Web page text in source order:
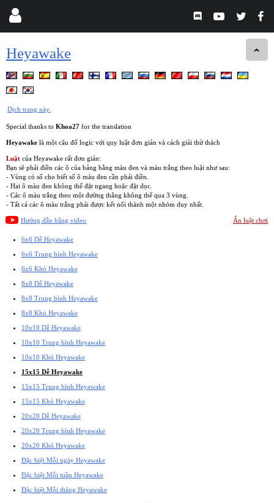
Heyawake
Dịch trang này.
Special thanks to Khoa27 for the translation
Heyawake là một câu đố logic với quy luật đơn giản và cách giải thử thách
Luật của Heyawake rất đơn giản:
Bạn sẽ phải điền các ô của bảng bằng màu đen và màu trắng theo luật như sau:
- Vùng có số cho biết số ô màu đen cần phải điền.
- Hai ô màu đen không thể đặt ngang hoặc đặt dọc.
- Các ô màu trắng theo một đường thẳng không thể qua 3 vùng.
- Tất cả các ô màu trắng phải được kết nối thành một nhóm duy nhất.
Hướng dẫn bằng video Ẩn luật chơi
6x6 Dễ Heyawake
6x6 Trung bình Heyawake
6x6 Khó Heyawake
8x8 Dễ Heyawake
8x8 Trung bình Heyawake
8x8 Khó Heyawake
10x10 Dễ Heyawake
10x10 Trung bình Heyawake
10x10 Khó Heyawake
15x15 Dễ Heyawake
15x15 Trung bình Heyawake
15x15 Khó Heyawake
20x20 Dễ Heyawake
20x20 Trung bình Heyawake
20x20 Khó Heyawake
Đặc biệt Mỗi ngày Heyawake
Đặc biệt Mỗi tuần Heyawake
Đặc biệt Mỗi tháng Heyawake